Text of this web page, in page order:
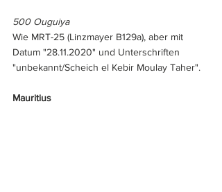
500 Ouguiya
Wie MRT-25 (Linzmayer B129a), aber mit
Datum "28.11.2020" und Unterschriften
"unbekannt/Scheich el Kebir Moulay Taher".
Mauritius